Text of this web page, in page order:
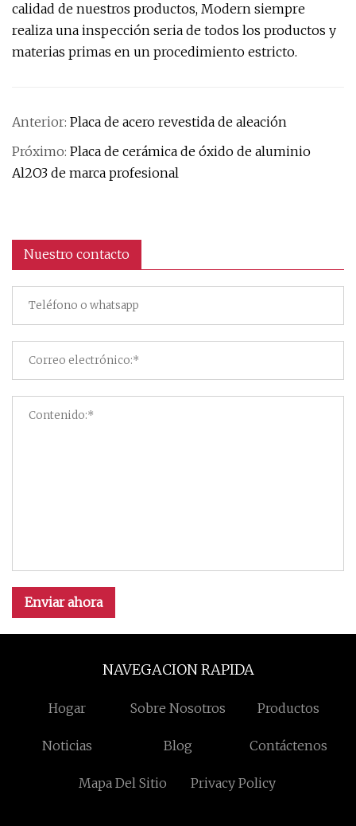
calidad de nuestros productos, Modern siempre
realiza una inspección seria de todos los productos y
materias primas en un procedimiento estricto.
Anterior: Placa de acero revestida de aleación
Próximo: Placa de cerámica de óxido de aluminio
Al2O3 de marca profesional
Nuestro contacto
Enviar ahora
NAVEGACION RAPIDA
Hogar Sobre Nosotros Productos
Noticias Blog Contáctenos
Mapa Del Sitio Privacy Policy